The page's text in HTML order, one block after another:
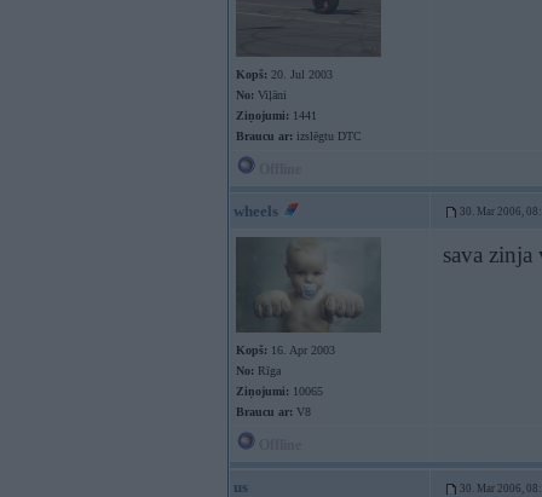
Kopš: 20. Jul 2003
No: Viļāni
Ziņojumi: 1441
Braucu ar: izslēgtu DTC
wheels 30. Mar 2006,
Kopš: 16. Apr 2003
No: Rīga
Ziņojumi: 10065
Braucu ar: V8
sava
us 30. Mar 2006,